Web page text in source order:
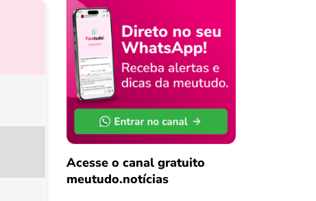
Acesse o canal gratuito
meutudo.notícias